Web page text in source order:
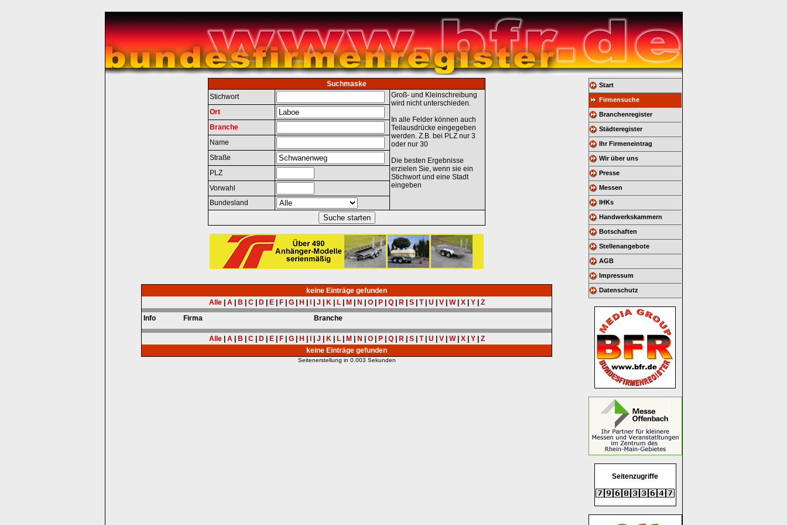
Suchmaske
Stichwort
Groß- und Kleinschreibung
wird nicht unterschieden.
In alle Felder können auch
Teilausdrücke eingegeben
werden. Z.B. bei PLZ nur 3
oder nur 30
Die besten Ergebnisse
erzielen Sie, wenn sie ein
Stichwort und eine Stadt
eingeben
Ort
Branche
Name
Straße
PLZ
Vorwahl
Bundesland
keine Einträge gefunden
Alle| A| B C| D| E| F| G| H J K| L| M N O| P| Q| R| S| T| U V| W| X| Y| Z
Info
Firma Branche
Alle| A| B C| D| E| F| G| H J K| L| M N O| P| Q| R| S| T| U V| W| X| Y| Z
keine Einträge gefunden
Seitenerstellung in 0.003 Sekunden
Start
Firmensuche
Branchenregister
Städteregister
Ihr Firmeneintrag
Wir über uns
Presse
Messen
IHKs
Handwerkskammern
Botschaften
Stellenangebote
AGB
Impressum
Datenschutz
Seitenzugriffe